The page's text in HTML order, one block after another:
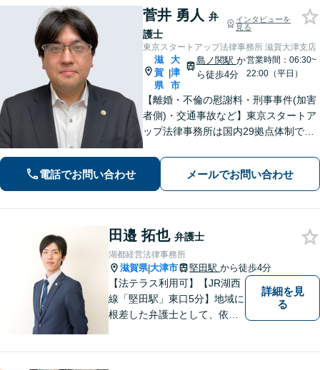
菅井 勇人 弁
護士
インタビューを
見る
東京スタートアップ法律事務所 滋賀大津支店
滋
賀
県
|
大
津
市
島ノ関駅 か
ら徒歩4分
営業時間：06:30~
22:00（平日）
【離婚・不倫の慰謝料・刑事事件(加害
者側)・交通事故など】東京スタートア
ップ法律事務所は国内29拠点体制で全
対応(法律相談は完全予約制)】各分野で
専門性の高い弁護士が寄り添い解決を
サポートします。
電話でお問い合わせ メールでお問い合わせ
田邉 拓也 弁護士
湖都経営法律事務所
滋賀県|大津市 堅田駅 から徒歩4分
【法テラス利用可】【JR湖西
線「堅田駅」東口5分】地域に
根差した弁護士として、依頼
詳細を見
る